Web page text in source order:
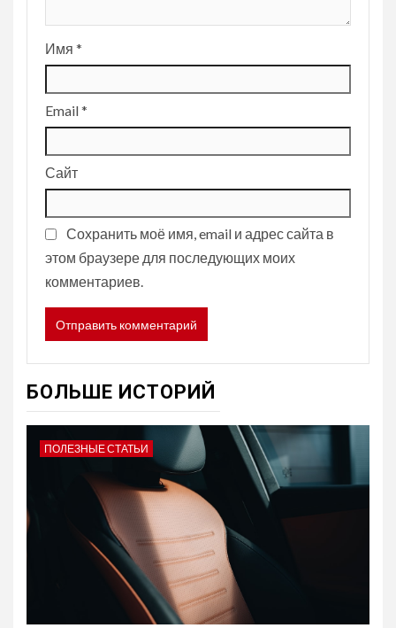
Имя *
Email*
Сайт
Сохранить моё имя, email и адрес сайта в
этом браузере для последующих моих
комментариев.
БОЛЬШЕ ИСТОРИЙ
ПОЛЕЗНЫЕ СТАТЬИ